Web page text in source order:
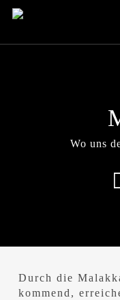
Skip
main
Wo uns
Durch die
kommend,